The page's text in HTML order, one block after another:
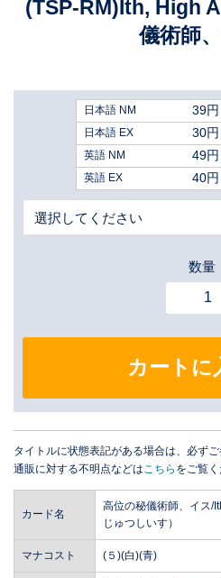
(TSP-RM)Ith, High
儀術師
日本語 NM 39円
日本語 EX
30円
英語 NM
49円
英語 EX
40円
数量
カートに
タイトルに状態表記がある場合は、必ずご
通販に対する不明点などは こちら をご覧く
カード名
高位の秘儀術師、イス/
じゅつしいす）
マナコスト (５)(白)(青)